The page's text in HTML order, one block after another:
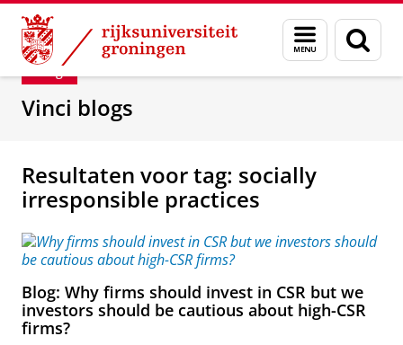
Skip
Content
Skip
Navigation
Menu
en
zoeken
Department of Innovation Management &
Blog
Vinci blogs
Resultaten voor tag: socially
irresponsible practices
Blog: Why firms should invest in CSR but we
investors should be cautious about high-CSR
firms?